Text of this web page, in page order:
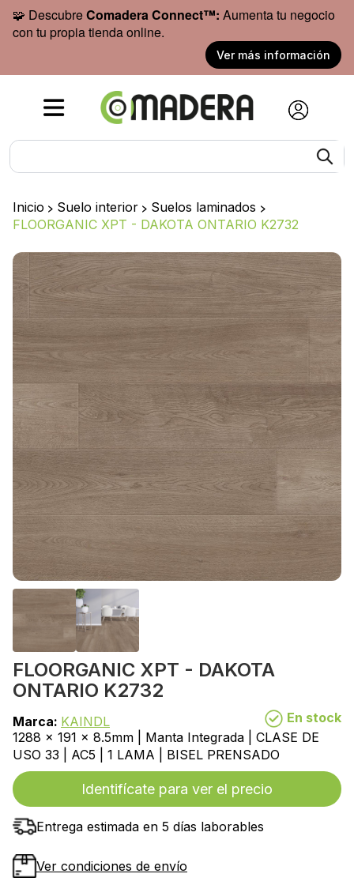
🧩 DescubreComadera Connect™: Aumenta tu negocio
con tu propia tienda online.
Ver más información
Inicio > Suelo interior > Suelos laminados >
FLOORGANIC XPT - DAKOTA ONTARIO K2732
FLOORGANIC XPT - DAKOTA
ONTARIO K2732
Marca: KAINDL
En stock
1288 x 191 x 8.5mm | Manta Integrada | CLASE DE
USO 33 | AC5 | 1 LAMA | BISEL PRENSADO
Identifícate para ver el precio
Entrega estimada en 5 días laborables
Ver condiciones de envío